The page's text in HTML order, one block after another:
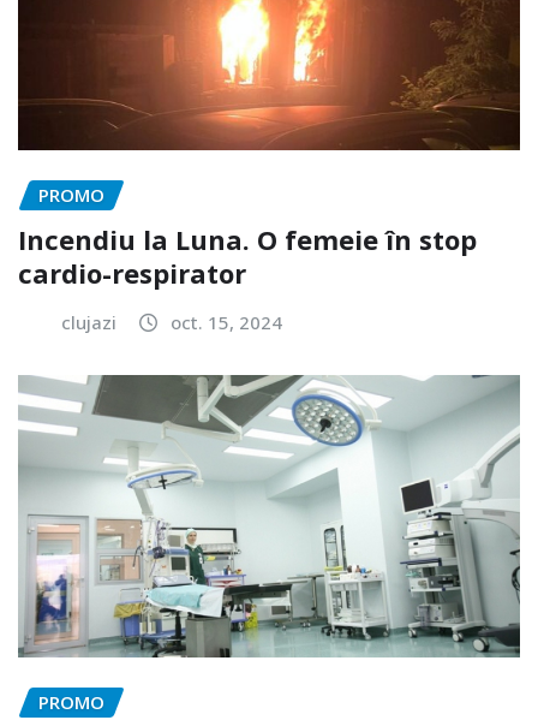
PROMO
Incendiu la Luna. O femeie în stop
cardio-respirator
clujazi oct. 15, 2024
PROMO